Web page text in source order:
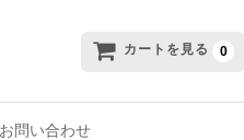
カートを見る
0
お問い合わせ